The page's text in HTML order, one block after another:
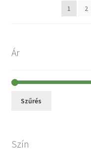
1 2
Ár
Szűrés
Szín